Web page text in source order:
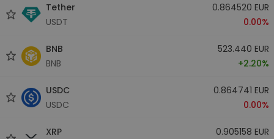
Tether
USDT
0.864520 EUR
0.00%
BNB
BNB
523.440 EUR
+2.20%
USDC
USDC
0.864741 EUR
0.00%
XRP
0.905158 EUR